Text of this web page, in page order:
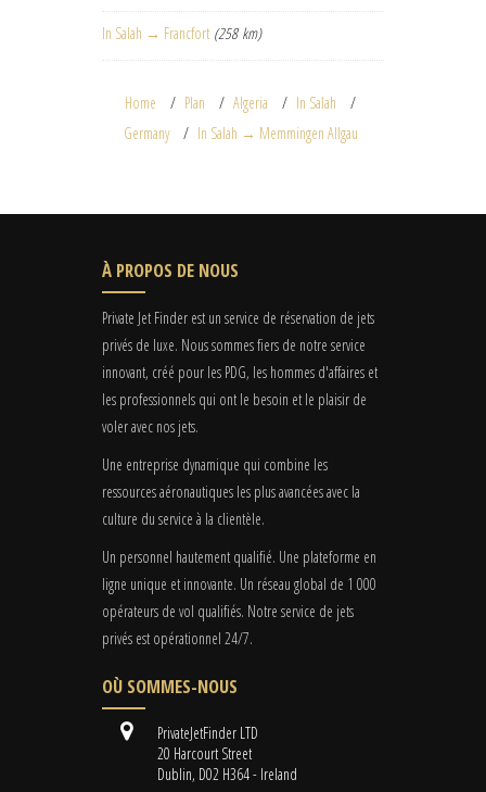
In Salah → Francfort (258 km)
Home Plan Algeria
In Salah
Germany
In Salah → Memmingen Allgau
À PROPOS DE NOUS
Private Jet Finder est un service de réservation de jets
privés de luxe. Nous sommes fiers de notre service
innovant, créé pour les PDG, les hommes d'affaires et
les professionnels qui ont le besoin et le plaisir de
voler avec nos jets.
Une entreprise dynamique qui combine les
ressources aéronautiques les plus avancées avec la
culture du service à la clientèle.
Un personnel hautement qualifié. Une plateforme en
ligne unique et innovante. Un réseau global de 1 000
opérateurs de vol qualifiés. Notre service de jets
privés est opérationnel 24/7.
OÙ SOMMES-NOUS
PrivateJetFinder LTD
20 Harcourt Street
Dublin, D02 H364 - Ireland